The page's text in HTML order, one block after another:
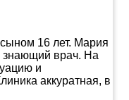
16 лет. Мария
знающий врач. На
и
аккуратная, в